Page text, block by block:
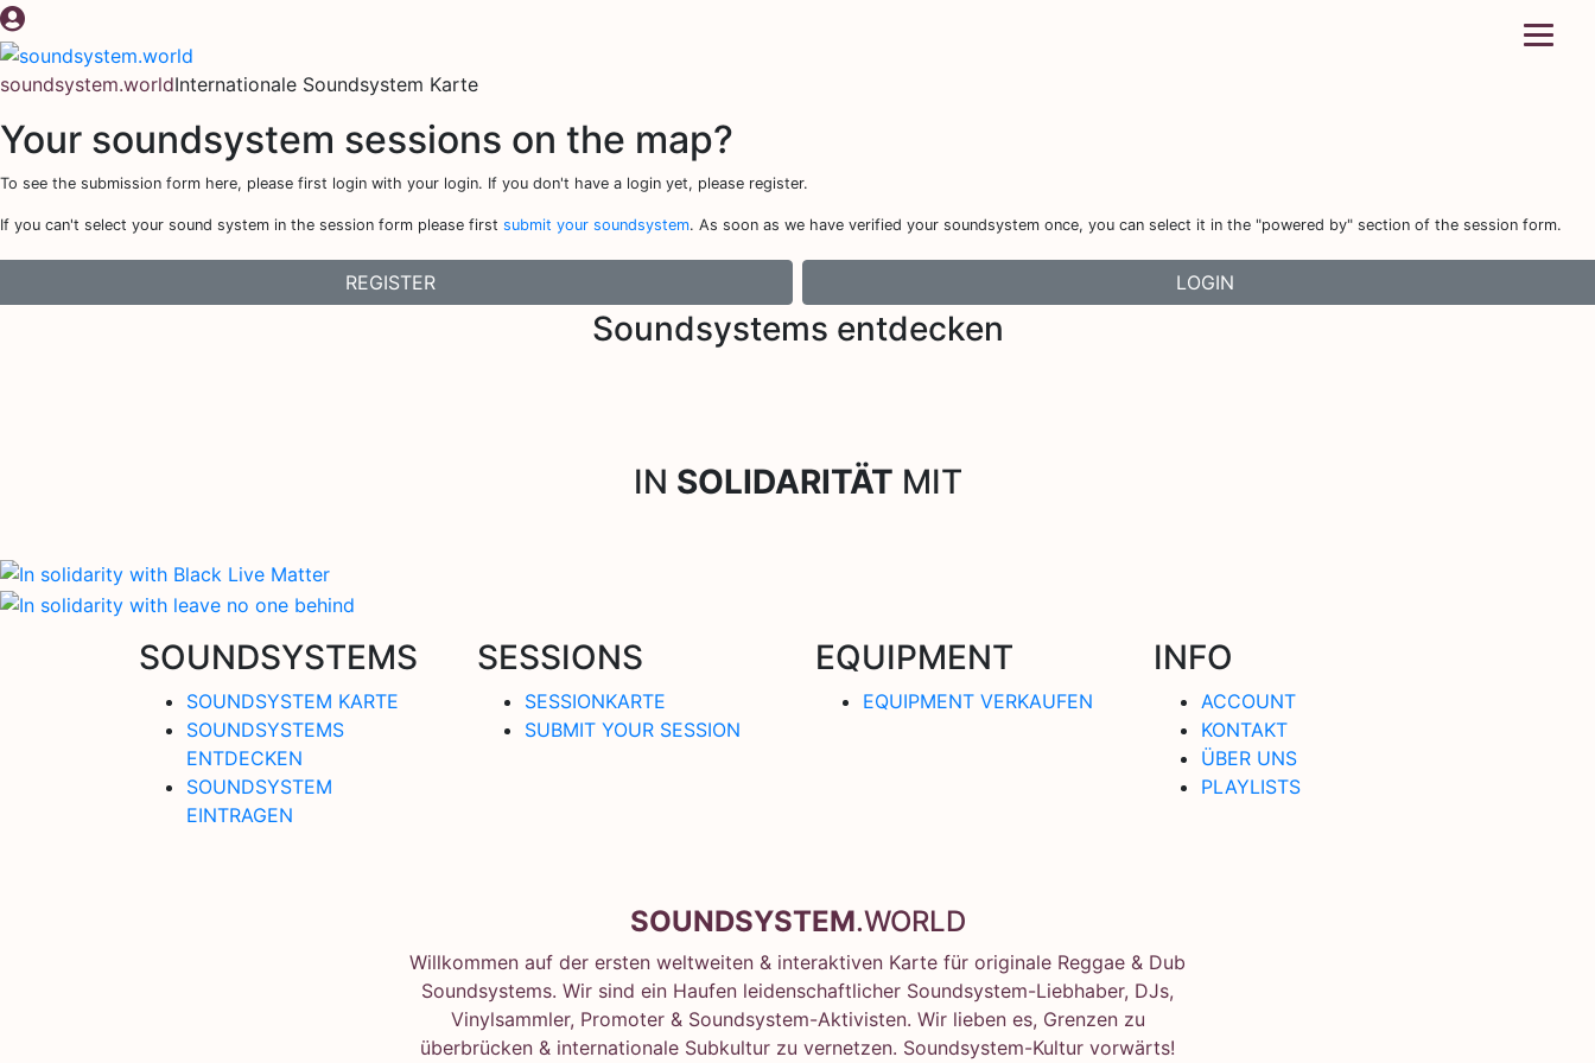
Zum
Inhalt
springen
soundsystem.worldInternationale Soundsystem Karte
Your soundsystem sessions on the map?
To see the submission form here, please first login with your login. If you don't have a login yet, please register.
If you can't select your sound system in the session form please first submit your soundsystem. As soon as we have verified your soundsystem once, you can select it in the "powered by" section of the session form.
REGISTER LOGIN
Soundsystems entdecken
IN SOLIDARITÄT MIT
SOUNDSYSTEMS
SOUNDSYSTEM KARTE
SOUNDSYSTEMS
ENTDECKEN
SOUNDSYSTEM
EINTRAGEN
SESSIONS
SESSIONKARTE
SUBMIT YOUR SESSION
EQUIPMENT
EQUIPMENT VERKAUFEN
INFO
ACCOUNT
KONTAKT
ÜBER UNS
PLAYLISTS
SOUNDSYSTEM.WORLD
Willkommen auf der ersten weltweiten & interaktiven Karte für originale Reggae & Dub
Soundsystems. Wir sind ein Haufen leidenschaftlicher Soundsystem-Liebhaber, DJs,
Vinylsammler, Promoter & Soundsystem-Aktivisten. Wir lieben es, Grenzen zu
überbrücken & internationale Subkultur zu vernetzen. Soundsystem-Kultur vorwärts!